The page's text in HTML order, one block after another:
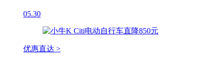
05.30
优惠直达 >